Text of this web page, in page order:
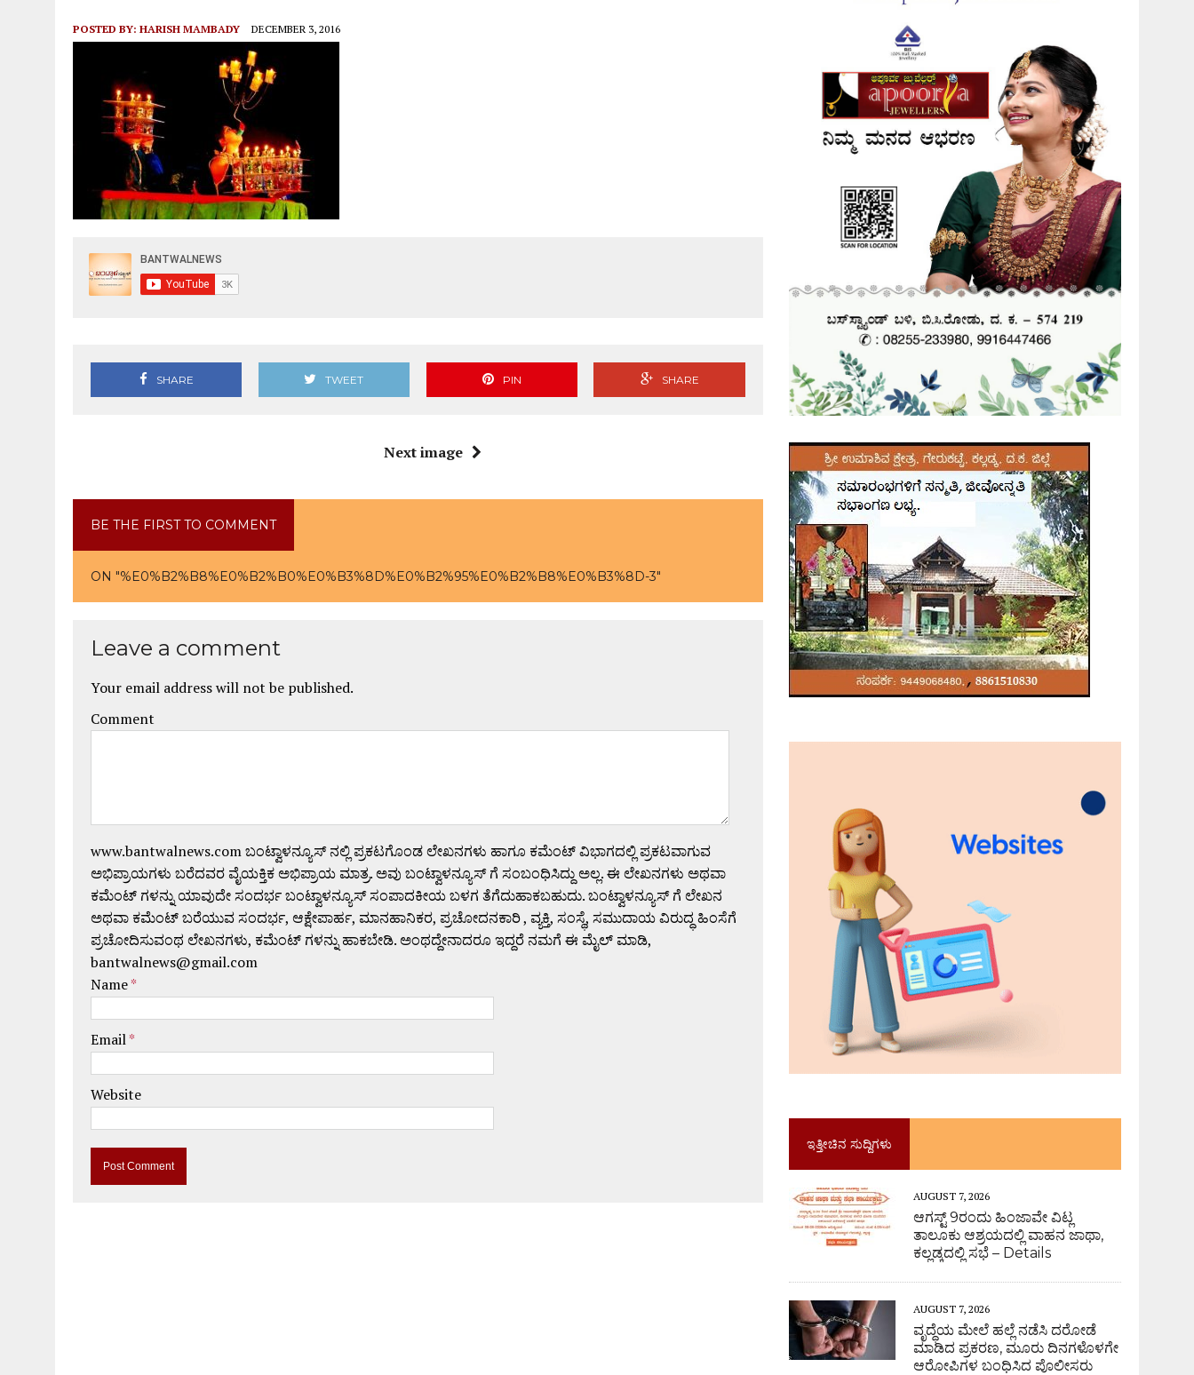
POSTED BY: HARISH MAMBADY DECEMBER 3, 2016
SHARE TWEET PIN SHARE
Next image
BE THE FIRST TO COMMENT
ON "%E0%B2%B8%E0%B2%B0%E0%B3%8D%E0%B2%95%E0%B2%B8%E0%B3%8D-3"
Leave a comment
Your email address will not be published.
Comment
www.bantwalnews.com ಬಂಟ್ವಾಳನ್ಯೂಸ್ ನಲ್ಲಿ ಪ್ರಕಟಗೊಂಡ ಲೇಖನಗಳು ಹಾಗೂ ಕಮೆಂಟ್ ವಿಭಾಗದಲ್ಲಿ ಪ್ರಕಟವಾಗುವ
ಅಭಿಪ್ರಾಯಗಳು ಬರೆದವರ ವೈಯಕ್ತಿಕ ಅಭಿಪ್ರಾಯ ಮಾತ್ರ. ಅವು ಬಂಟ್ವಾಳನ್ಯೂಸ್ ಗೆ ಸಂಬಂಧಿಸಿದ್ದು ಅಲ್ಲ. ಈ ಲೇಖನಗಳು ಅಥವಾ
ಕಮೆಂಟ್ ಗಳನ್ನು ಯಾವುದೇ ಸಂದರ್ಭ ಬಂಟ್ವಾಳನ್ಯೂಸ್ ಸಂಪಾದಕೀಯ ಬಳಗ ತೆಗೆದುಹಾಕಬಹುದು. ಬಂಟ್ವಾಳನ್ಯೂಸ್ ಗೆ ಲೇಖನ
ಅಥವಾ ಕಮೆಂಟ್ ಬರೆಯುವ ಸಂದರ್ಭ, ಆಕ್ಷೇಪಾರ್ಹ, ಮಾನಹಾನಿಕರ, ಪ್ರಚೋದನಕಾರಿ , ವ್ಯಕ್ತಿ, ಸಂಸ್ಥೆ, ಸಮುದಾಯ ವಿರುದ್ಧ ಹಿಂಸೆಗೆ
ಪ್ರಚೋದಿಸುವಂಥ ಲೇಖನಗಳು, ಕಮೆಂಟ್ ಗಳನ್ನು ಹಾಕಬೇಡಿ. ಅಂಥದ್ದೇನಾದರೂ ಇದ್ದರೆ ನಮಗೆ ಈ ಮೈಲ್ ಮಾಡಿ,
bantwalnews@gmail.com
Name*
Email*
Website
ಇತ್ತೀಚಿನ ಸುದ್ದಿಗಳು
AUGUST 7, 2026
ಆಗಸ್ಟ್ 9ರಂದು ಹಿಂಜಾವೇ ವಿಟ್ಲ
ತಾಲೂಕು ಆಶ್ರಯದಲ್ಲಿ ವಾಹನ ಜಾಥಾ,
ಕಲ್ಲಡ್ಕದಲ್ಲಿ ಸಭೆ – Details
AUGUST 7, 2026
ವೃದ್ಧೆಯ ಮೇಲೆ ಹಲ್ಲೆ ನಡೆಸಿ ದರೋಡೆ
ಮಾಡಿದ ಪ್ರಕರಣ, ಮೂರು ದಿನಗಳೊಳಗೇ
ಆರೋಪಿಗಳ ಬಂಧಿಸಿದ ಪೊಲೀಸರು